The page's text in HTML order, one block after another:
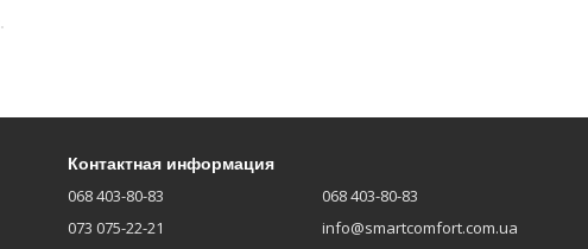
.
Контактная информация
068 403-80-83
073 075-22-21
068 403-80-83
info@smartcomfort.com.ua